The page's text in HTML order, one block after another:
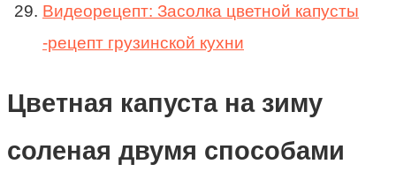
Видеорецепт: Засолка цветной капусты
-рецепт грузинской кухни
Цветная капуста на зиму
соленая двумя способами